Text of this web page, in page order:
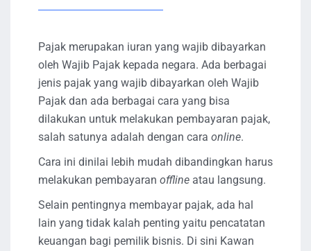
Pajak merupakan iuran yang wajib dibayarkan
oleh Wajib Pajak kepada negara. Ada berbagai
jenis pajak yang wajib dibayarkan oleh Wajib
Pajak dan ada berbagai cara yang bisa
dilakukan untuk melakukan pembayaran pajak,
salah satunya adalah dengan cara online.
Cara ini dinilai lebih mudah dibandingkan harus
melakukan pembayaran offline atau langsung.
Selain pentingnya membayar pajak, ada hal
lain yang tidak kalah penting yaitu pencatatan
keuangan bagi pemilik bisnis. Di sini Kawan